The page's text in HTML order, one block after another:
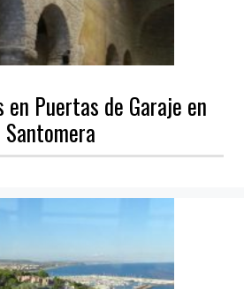
en Puertas de Garaje en
Santomera